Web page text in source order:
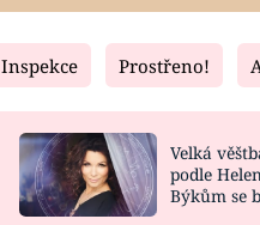
Fresh
NOVINKY
VIDEORECEPTY
Inspekce Prostřeno!
Velká
podle
Býkům se